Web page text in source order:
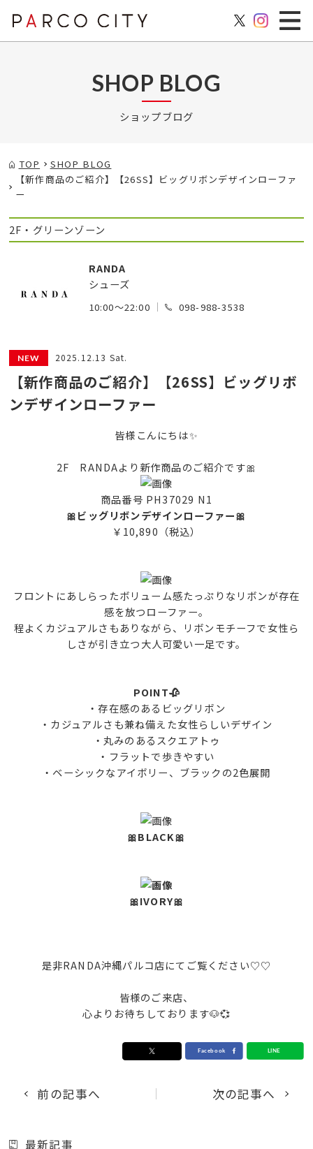
SHOP BLOG
ショップブログ
TOP
SHOP BLOG
【新作商品のご紹介】【26SS】ビッグリボンデザインローファ
ー
2F・グリーンゾーン
RANDA
シューズ
10:00～22:00 098-988-3538
2025.12.13 Sat.
【新作商品のご紹介】【26SS】ビッグリボ
ンデザインローファー
皆様こんにちは✨
2F RANDAより新作商品のご紹介です🎀
商品番号 PH37029 N1
🎀ビッグリボンデザインローファー🎀
￥10,890（税込）
フロントにあしらったボリューム感たっぷりなリボンが存在
感を放つローファー。
程よくカジュアルさもありながら、リボンモチーフで女性ら
しさが引き立つ大人可愛い一足です。
POINT🥀
・存在感のあるビッグリボン
・カジュアルさも兼ね備えた女性らしいデザイン
・丸みのあるスクエアトゥ
・フラットで歩きやすい
・ベーシックなアイボリー、ブラックの2色展開
🎀BLACK🎀
🎀IVORY🎀
是非RANDA沖縄パルコ店にてご覧ください♡♡
皆様のご来店、
心よりお待ちしております🐶💞
前の記事へ 次の記事へ
最新記事